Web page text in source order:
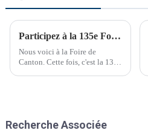
Participez à la 135e Foire de Canton
Nous voici à la Foire de
Canton. Cette fois, c'est la 135e
Recherche Associée